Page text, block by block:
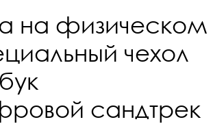
на физическом
чехол
сандтрек